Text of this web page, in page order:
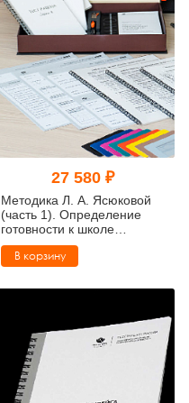
27 580 ₽
Методика Л. А. Ясюковой
(часть 1). Определение
готовности к школе
(Комплект для
общеобразовательных
В корзину